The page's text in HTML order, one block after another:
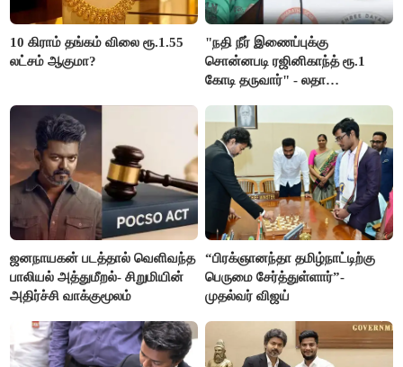
10 கிராம் தங்கம் விலை ரூ.1.55
லட்சம் ஆகுமா?
"நதி நீர் இணைப்புக்கு
சொன்னபடி ரஜினிகாந்த் ரூ.1
கோடி தருவார்" - லதா
ஜனநாயகன் படத்தால் வெளிவந்த
பாலியல் அத்துமீறல்- சிறுமியின்
அதிர்ச்சி வாக்குமூலம்
“பிரக்ஞானந்தா தமிழ்நாட்டிற்கு
பெருமை சேர்த்துள்ளார்”-
முதல்வர் விஜய்